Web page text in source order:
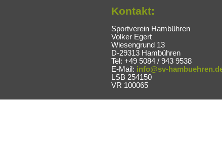
Kontakt:
Sportverein Hambühren
Volker Egert
Wiesengrund 13
D-29313 Hambühren
Tel: +49 5084 / 943 9538
E-Mail: info@sv-
LSB 254150
VR 100065